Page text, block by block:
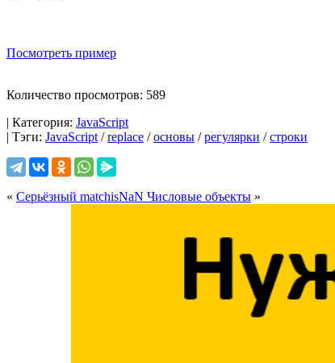
Посмотреть пример
Количество просмотров: 589
| Категория: JavaScript
| Тэги: JavaScript /replace /основы /регулярки /строки
« Серьёзный matchisNaN Числовые объекты »